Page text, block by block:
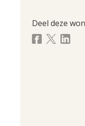
Deel deze